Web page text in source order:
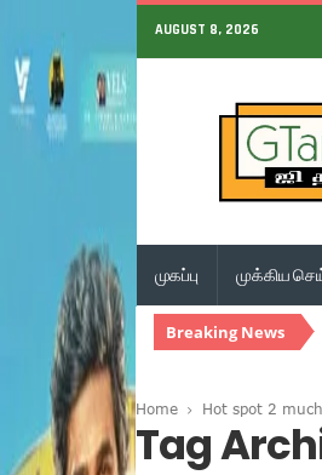
AUGUST 8, 2026
முகப்பு முக்கிய
Breaking News
Home Hot spot 2
Tag